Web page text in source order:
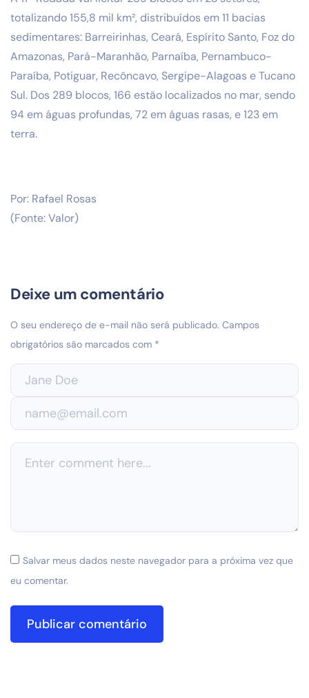
totalizando 155,8 mil km², distribuídos em 11 bacias
sedimentares: Barreirinhas, Ceará, Espírito Santo, Foz do
Amazonas, Pará-Maranhão, Parnaíba, Pernambuco-
Paraíba, Potiguar, Recôncavo, Sergipe-Alagoas e Tucano
Sul. Dos 289 blocos, 166 estão localizados no mar, sendo
94 em águas profundas, 72 em águas rasas, e 123 em
terra.
Por: Rafael Rosas
(Fonte: Valor)
Deixe um comentário
O seu endereço de e-mail não será publicado. Campos
obrigatórios são marcados com *
Salvar meus dados neste navegador para a próxima vez que
eu comentar.